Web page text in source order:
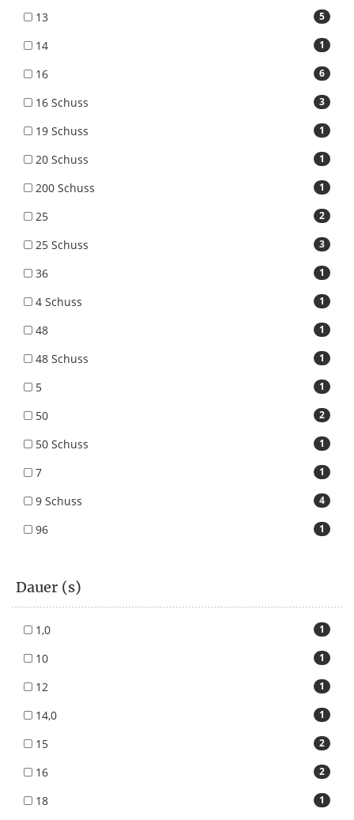
5
13
1
14
6
16
3
16 Schuss
1
19 Schuss
1
20 Schuss
1
200 Schuss
2
25
3
25 Schuss
1
36
1
4 Schuss
1
48
1
48 Schuss
1
5
2
50
1
50 Schuss
1
7
4
9 Schuss
1
96
Dauer (s)
1
1,0
1
10
1
12
1
14,0
2
15
2
16
1
18